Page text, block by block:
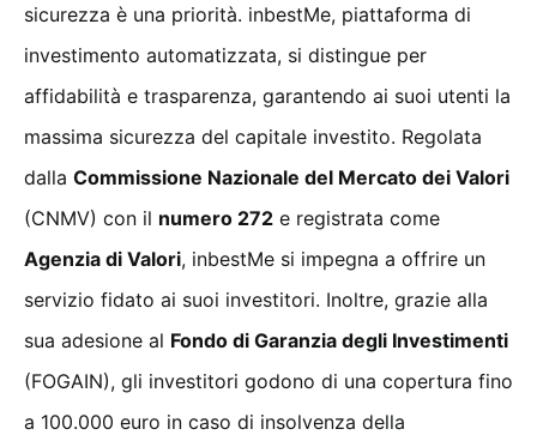
sicurezza è una priorità. inbestMe, piattaforma di
investimento automatizzata, si distingue per
affidabilità e trasparenza, garantendo ai suoi utenti la
massima sicurezza del capitale investito. Regolata
dalla Commissione Nazionale del Mercato dei Valori
(CNMV) con il numero 272 e registrata come
Agenzia di Valori, inbestMe si impegna a offrire un
servizio fidato ai suoi investitori. Inoltre, grazie alla
sua adesione al Fondo di Garanzia degli Investimenti
(FOGAIN), gli investitori godono di una copertura fino
a 100.000 euro in caso di insolvenza della